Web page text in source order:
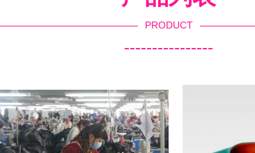
PRODUCT
----------------